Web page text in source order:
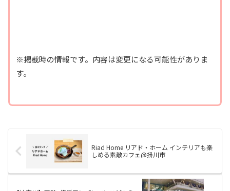
※掲載時の情報です。内容は変更になる可能性がありま
す。
Riad Home リアド・ホーム インテリアも楽
しめる素敵カフェ@掛川市